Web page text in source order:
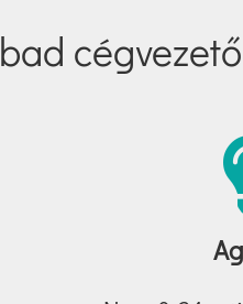
cégvezető